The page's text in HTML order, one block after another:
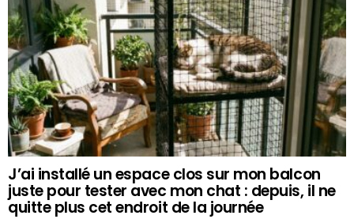
J’ai installé un espace clos sur mon balcon
juste pour tester avec mon chat : depuis, il ne
quitte plus cet endroit de la journée